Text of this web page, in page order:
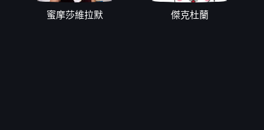
蜜摩莎維拉默 傑克杜蘭